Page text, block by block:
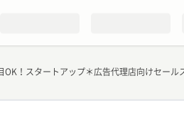
OK！スタートアップ＊広告代理店向けセール